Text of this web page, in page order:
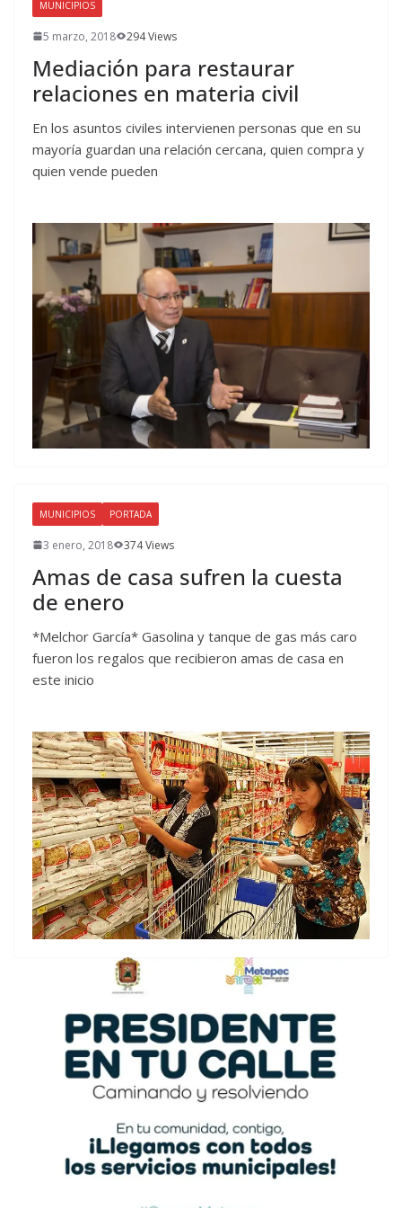
MUNICIPIOS
5 marzo, 2018 294 Views
Mediación para restaurar
relaciones en materia civil
En los asuntos civiles intervienen personas que en su
mayoría guardan una relación cercana, quien compra y
quien vende pueden
MUNICIPIOS PORTADA
3 enero, 2018 374 Views
Amas de casa sufren la cuesta
de enero
*Melchor García* Gasolina y tanque de gas más caro
fueron los regalos que recibieron amas de casa en
este inicio